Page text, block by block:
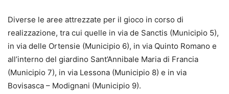
Diverse le aree attrezzate per il gioco in corso di
realizzazione, tra cui quelle in via de Sanctis (Municipio 5),
in via delle Ortensie (Municipio 6), in via Quinto Romano e
all’interno del giardino Sant’Annibale Maria di Francia
(Municipio 7), in via Lessona (Municipio 8) e in via
Bovisasca – Modignani (Municipio 9).